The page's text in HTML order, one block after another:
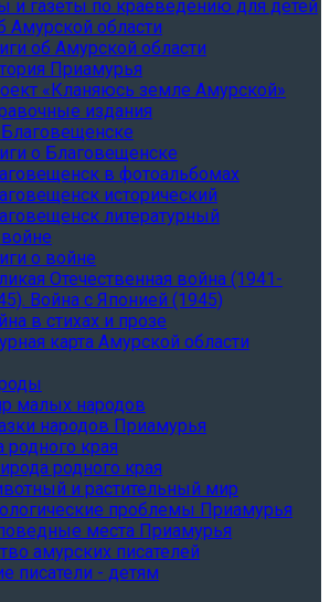
и газеты по краеведению для детей
Амурской области
об Амурской области
Приамурья
«Кланяюсь земле Амурской»
издания
о Благовещенске
в фотоальбомах
исторический
литературный
о войне
Отечественная война (1941-
Война с Японией (1945)
в стихах и прозе
карта Амурской области
малых народов
народов Приамурья
родного края
родного края
и растительный мир
проблемы Приамурья
места Приамурья
амурских писателей
писатели - детям